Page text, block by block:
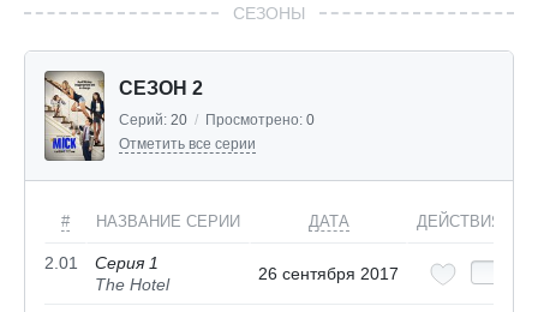
СЕЗОНЫ
СЕЗОН 2
Серий: 20 / Просмотрено: 0
Отметить все серии
# НАЗВАНИЕ СЕРИИ ДАТА ДЕЙСТВИЯ
2.01
Серия 1
The Hotel
26 сентября 2017